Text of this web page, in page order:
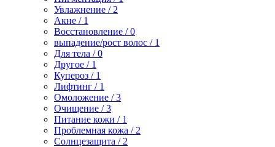
Увлажнение / 2
Акне / 1
Восстановление / 0
выпадение/рост волос / 1
Для тела / 0
Другое / 1
Купероз / 1
Лифтинг / 1
Омоложение / 3
Очищение / 3
Питание кожи / 1
Проблемная кожа / 2
Солнцезащита / 2